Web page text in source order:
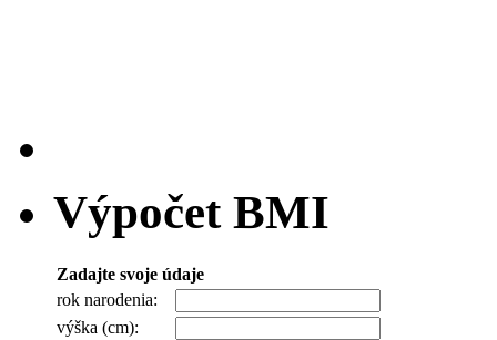
Výpočet BMI
Zadajte svoje údaje
rok narodenia:
výška (cm):